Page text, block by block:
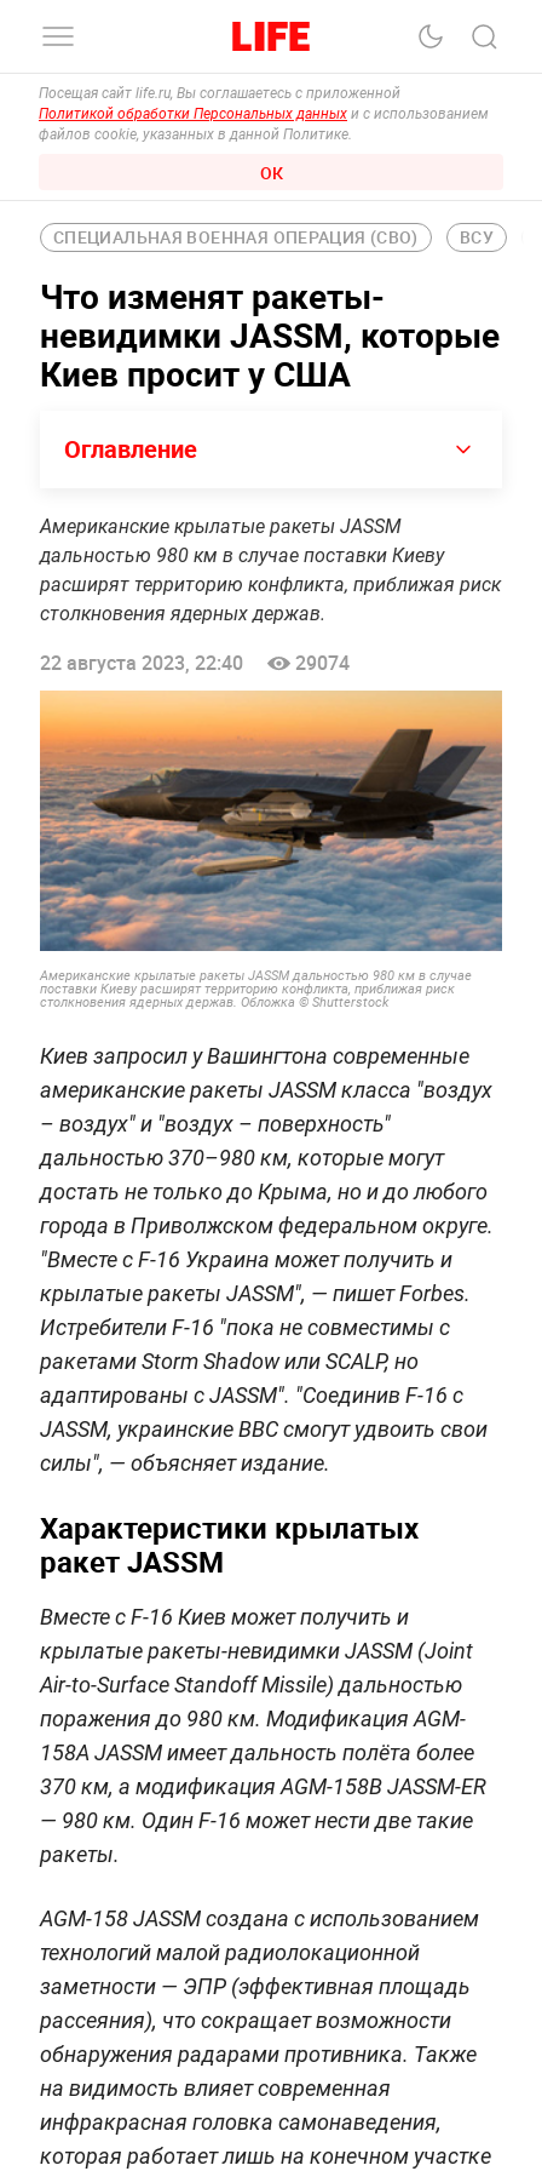
Посещая сайт life.ru, Вы соглашаетесь с приложенной
Политикой обработки Персональных данных и с использованием
файлов cookie, указанных в данной Политике.
ОК
СПЕЦИАЛЬНАЯ ВОЕННАЯ ОПЕРАЦИЯ (СВО) ВСУ
Что изменят ракеты-
невидимки JASSM, которые
Киев просит у США
Оглавление
Американские крылатые ракеты JASSM
дальностью 980 км в случае поставки Киеву
расширят территорию конфликта, приближая риск
столкновения ядерных держав.
22 августа 2023, 22:40 29074
Американские крылатые ракеты JASSM дальностью 980 км в случае
поставки Киеву расширят территорию конфликта, приближая риск
столкновения ядерных держав. Обложка © Shutterstock
Киев запросил у Вашингтона современные
американские ракеты JASSM класса "воздух
– воздух" и "воздух – поверхность"
дальностью 370–980 км, которые могут
достать не только до Крыма, но и до любого
города в Приволжском федеральном округе.
"Вместе с F-16 Украина может получить и
крылатые ракеты JASSM", — пишет Forbes.
Истребители F-16 "пока не совместимы с
ракетами Storm Shadow или SCALP, но
адаптированы с JASSM". "Соединив F-16 с
JASSM, украинские ВВС смогут удвоить свои
силы", — объясняет издание.
Характеристики крылатых
ракет JASSM
Вместе с F-16 Киев может получить и
крылатые ракеты-невидимки JASSM (Joint
Air-to-Surface Standoff Missile) дальностью
поражения до 980 км. Модификация AGM-
158A JASSM имеет дальность полёта более
370 км, а модификация AGM-158B JASSM-ER
— 980 км. Один F-16 может нести две такие
ракеты.
AGM-158 JASSM создана с использованием
технологий малой радиолокационной
заметности — ЭПР (эффективная площадь
рассеяния), что сокращает возможности
обнаружения радарами противника. Также
на видимость влияет современная
инфракрасная головка самонаведения,
которая работает лишь на конечном участке